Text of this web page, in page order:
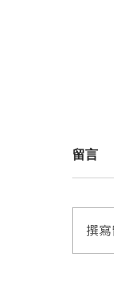
留言
撰